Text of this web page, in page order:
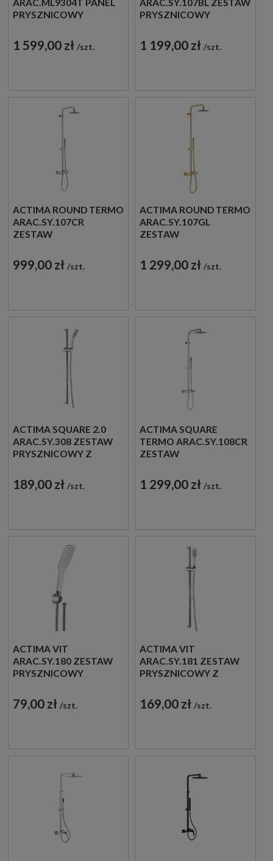
ARAC.ML9304T PANEL
PRYSZNICOWY
WYLEWKĄ CHROM
1 599,00 zł szt.
ARAC.SY.107BL ZESTAW
PRYSZNICOWY
TYPU RAIN CZARNY
1 199,00 zł szt.
ACTIMA ROUND TERMO
ARAC.SY.107CR
ZESTAW
TERMOSTATYCZNY
TYPU RAIN CHROM
999,00 zł szt.
ACTIMA ROUND TERMO
ARAC.SY.107GL
ZESTAW
TERMOSTATYCZNY
TYPU RAIN ZLOTY
1 299,00 zł szt.
ACTIMA SQUARE 2.0
ARAC.SY.308 ZESTAW
PRYSZNICOWY Z
189,00 zł szt.
ACTIMA SQUARE
TERMO ARAC.SY.108CR
ZESTAW
TERMOSTATYCZNY
TYPU RAIN CHROM
1 299,00 zł szt.
ACTIMA VIT
ARAC.SY.180 ZESTAW
PRYSZNICOWY
CHROM/BIAŁY
79,00 zł szt.
ACTIMA VIT
ARAC.SY.181 ZESTAW
PRYSZNICOWY Z
BIAŁY/CHROM
169,00 zł szt.